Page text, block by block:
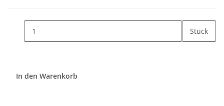
Stück
In den Warenkorb